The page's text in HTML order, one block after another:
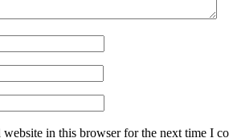
website in this browser for the next time I